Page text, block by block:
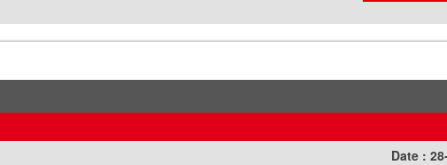
Date :